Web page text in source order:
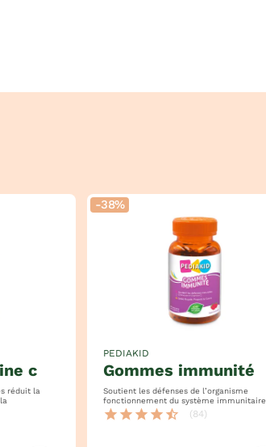
c
-38%
gommes immunité
PEDIAKID
Soutient les défenses de l’organisme
fonctionnement du système immunitaire
gelée royale, propolis et cuivre
star star star star star_half (84)